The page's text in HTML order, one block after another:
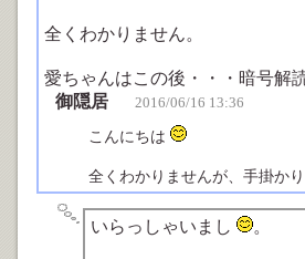
全くわかりません。
愛ちゃんはこの後・・・暗号解
御隠居
2016/06/16 13:36
こんにちは
全くわかりませんが、手掛か
いらっしゃいまし 。